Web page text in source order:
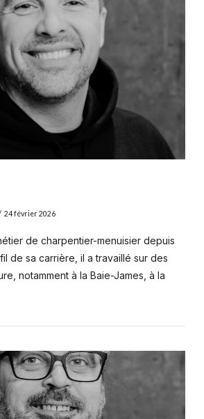
VIEW POST
24 février 2026
de charpentier-menuisier depuis
fil de sa carrière, il a travaillé sur des
notamment à la Baie-James, à la